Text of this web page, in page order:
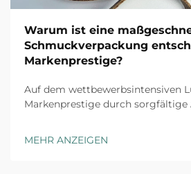
Warum ist eine
Schmuckverpackung
Markenprestige?
Auf dem wettbewerbsintensiven
Markenprestige durch
erste physische Interaktion
MEHR ANZEIGEN